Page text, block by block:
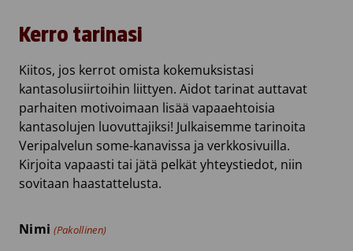
Kerro tarinasi
Kiitos, jos kerrot omista kokemuksistasi
kantasolusiirtoihin liittyen. Aidot tarinat auttavat
parhaiten motivoimaan lisää vapaaehtoisia
kantasolujen luovuttajiksi! Julkaisemme tarinoita
Veripalvelun some-kanavissa ja verkkosivuilla.
Kirjoita vapaasti tai jätä pelkät yhteystiedot, niin
sovitaan haastattelusta.
Nimi (Pakollinen)